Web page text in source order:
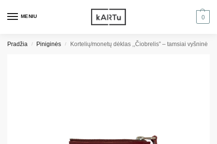
MENIU 0
Pradžia / Piniginės / Kortelių/monetų dėklas ,,Čiobrelis” – tamsiai vyšninė